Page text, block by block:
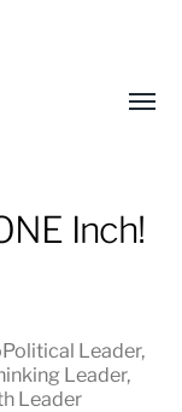
Inch!
Leader,
Leader,
Leader